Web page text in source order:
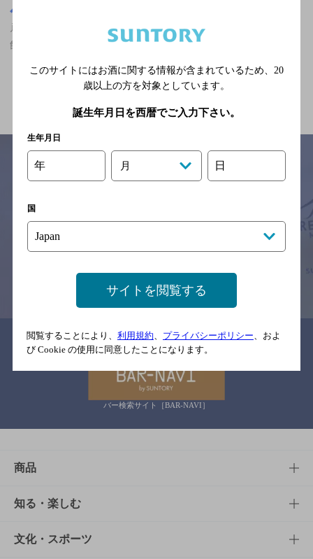
戸塚駅(神奈川県)周辺500m,ザ・プレミアム・モルツ香るエールが
飲める,座敷あり,3,000円以上～5,000円未満,飲み放題ありのお店
関連ページ
※それぞれのお店のメニューや営業時間などの掲載情報については、
念のためお店にご確認の上ご来店くださいますようお願い申し上げま
す。
関連リンク
バー検索サイト［BAR-NAVI］
商品
商品TOP
商品一覧
知る・楽しむ
知る・楽しむTOP
文化・スポーツ
このサイトにはお酒に関する情報が含まれているため、 20
歳以上の方を対象としています。
誕生年月日を西暦でご入力下さい。
生年月日
年 月 日
国
サイトを閲覧する
閲覧することにより、 利用規約 プライバシーポリシー 、およ
び Cookie の使用に同意したことになります。